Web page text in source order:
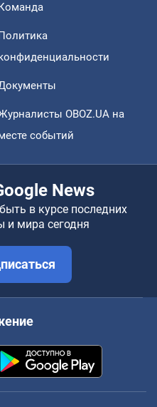
OBOZ.UA на
событий
News
в курсе последних
и мира сегодня